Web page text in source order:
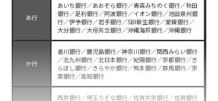
山形銀行／山口銀行／山梨中央銀行／ゆうちょ銀行／
横浜銀行
楽天銀行／りそな銀行／琉球銀行
信用金庫
あ行
あいち銀行／あおぞら銀行／青森みちのく銀行／秋田
銀行／足利銀行／阿波銀行／イオン銀行／池田泉州銀
行／伊予銀行／岩手銀行／SBI新生銀行／愛媛銀行／
大分銀行／大垣共立銀行／沖縄海邦銀行／沖縄銀行
か行
香川銀行／鹿児島銀行／神奈川銀行／関西みらい銀行
／北九州銀行／北日本銀行／紀陽銀行／京都銀行／き
らぼし銀行／きらやか銀行／熊本銀行／群馬銀行／京
葉銀行／高知銀行
西京銀行／埼玉りそな銀行／佐賀共栄銀行／佐賀銀行